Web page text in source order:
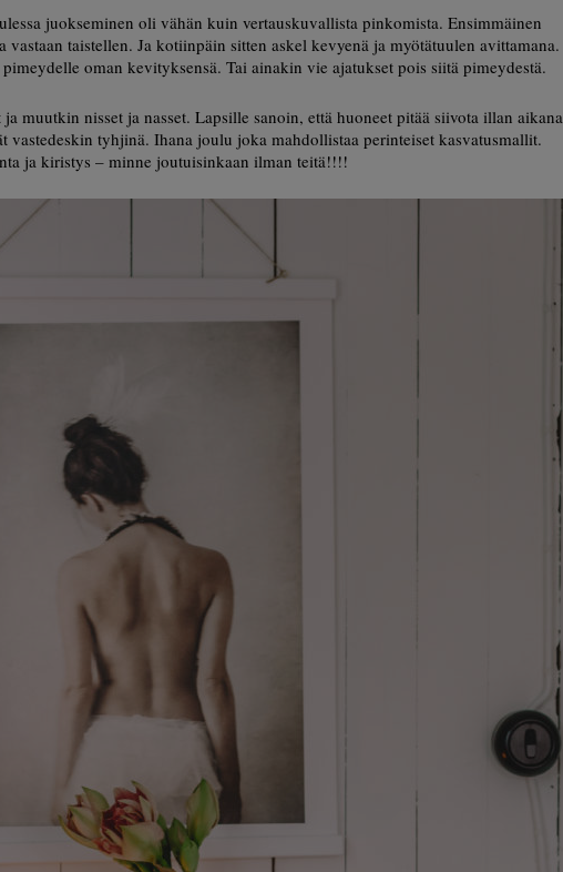
juokseminen oli vähän kuin vertauskuvallista pinkomista. Ensimmäinen
taistellen. Ja kotiinpäin sitten askel kevyenä ja myötätuulen avittamana.
oman kevityksensä. Tai ainakin vie ajatukset pois siitä pimeydestä.
muutkin nisset ja nasset. Lapsille sanoin, että huoneet pitää siivota illan aikana
tyhjinä. Ihana joulu joka mahdollistaa perinteiset kasvatusmallit.
ja kiristys – minne joutuisinkaan ilman teitä!!!!